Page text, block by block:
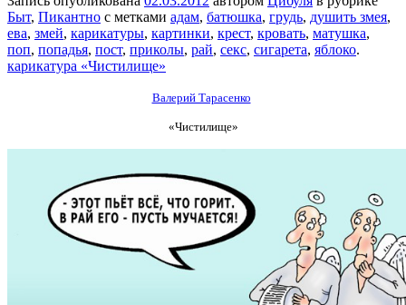
Быт, Пикантно с метками адам, батюшка, грудь, душить змея,
ева, змей, карикатуры, картинки, крест, кровать, матушка,
поп, попадья, пост, приколы, рай, секс, сигарета, яблоко.
карикатура «Чистилище»
Валерий Тарасенко
«Чистилище»